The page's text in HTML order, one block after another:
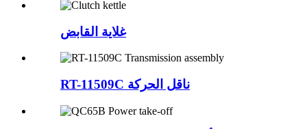
غلاية القابض
RT-11509C ناقل الحركة